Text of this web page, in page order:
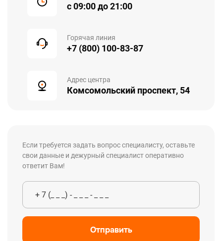
с 09:00 до 21:00
Горячая линия
+7 (800) 100-83-87
Адрес центра
Комсомольский проспект, 54
Если требуется задать вопрос специалисту, оставьте
свои данные и дежурный специалист оперативно
ответит Вам!
Отправить